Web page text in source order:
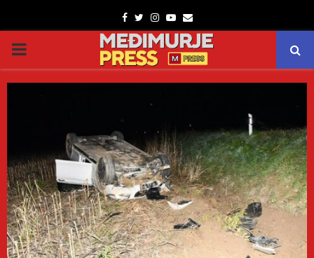
Facebook
TwitterInstagram
Youtube
Email
PRIMARY
MENU